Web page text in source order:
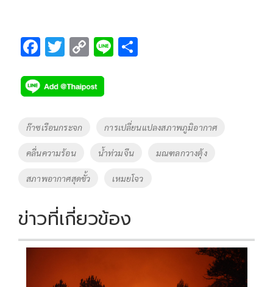
F
e
b
o
k
T
tt
er
C
p
y
Li
k
Li
Tags
ก๊าซเรือนกระจก การเปลี่ยนแปลงสภาพภูมิอากาศ
คลื่นความร้อน น้ำท่วมจีน มณฑลกวางตุ้ง
สภาพอากาศสุดขั้ว เหมยโจว
ข่าวที่เกี่ยวข้อง